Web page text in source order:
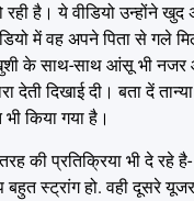
रही है। ये वीडियो उन्होंने
में वह अपने पिता से गले
के साथ-साथ आंसू भी नजर
देती दिखाई दी। बता दें
किया गया है।
की प्रतिक्रिया भी दे रहे
स्ट्रांग हो. वही दूसरे